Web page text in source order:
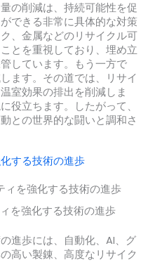
の削減は、持続可能性を促
できる非常に具体的な対策
、金属などのリサイクル可
とを重視しており、埋め立
しています。もう一方で
ます。その道では、リサイ
室効果の排出を削減しま
役立ちます。したがって、
との世界的な闘いと調和さ
する技術の進歩
を強化する技術の進歩
進歩には、自動化、AI、グ
高い製錬、高度なリサイク